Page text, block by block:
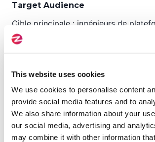
This website uses cookies
We use cookies to personalise content
provide social media features and to
We also share information about your
our social media, advertising and
may combine it with other information
Target Audience
Cible principale : ingénieurs de
administrateurs système,
et autres personnes responsables de
applications et qui s'intéressent à la
conteneurisées, Cible secondaire :
d'entreprise, ingénieurs de la fiabilité
ingénieurs DevOps et autres
responsables de la conception de